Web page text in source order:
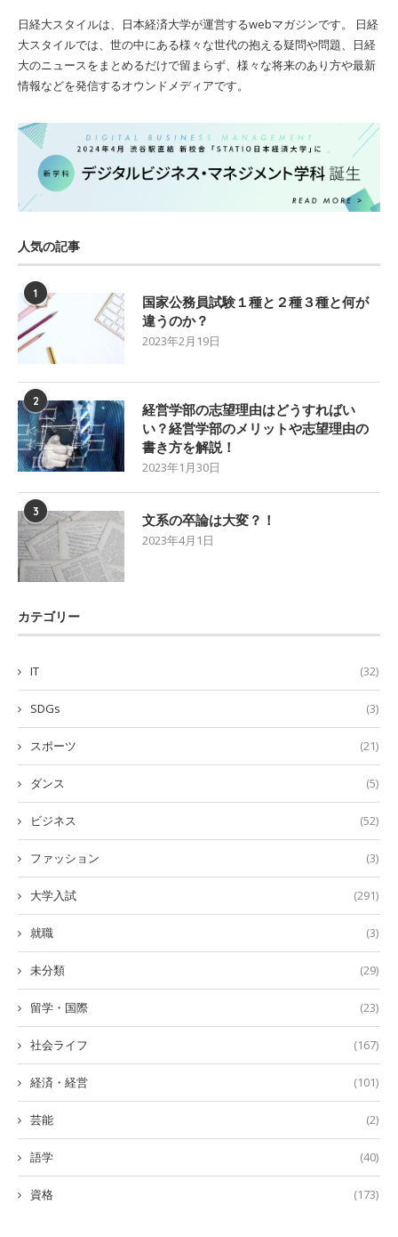
日経大スタイルは、日本経済大学が運営するwebマガジンです。 日経
大スタイルでは、世の中にある様々な世代の抱える疑問や問題、日経
大のニュースをまとめるだけで留まらず、様々な将来のあり方や最新
情報などを発信するオウンドメディアです。
人気の記事
1
国家公務員試験１種と２種３種と何が
違うのか？
2023年2月19日
2
経営学部の志望理由はどうすればい
い？経営学部のメリットや志望理由の
書き方を解説！
2023年1月30日
3 文系の卒論は大変？！
2023年4月1日
カテゴリー
IT (32)
SDGs (3)
スポーツ (21)
ダンス (5)
ビジネス (52)
ファッション (3)
大学入試 (291)
就職 (3)
未分類 (29)
留学・国際 (23)
社会ライフ (167)
経済・経営 (101)
芸能 (2)
語学 (40)
資格 (173)